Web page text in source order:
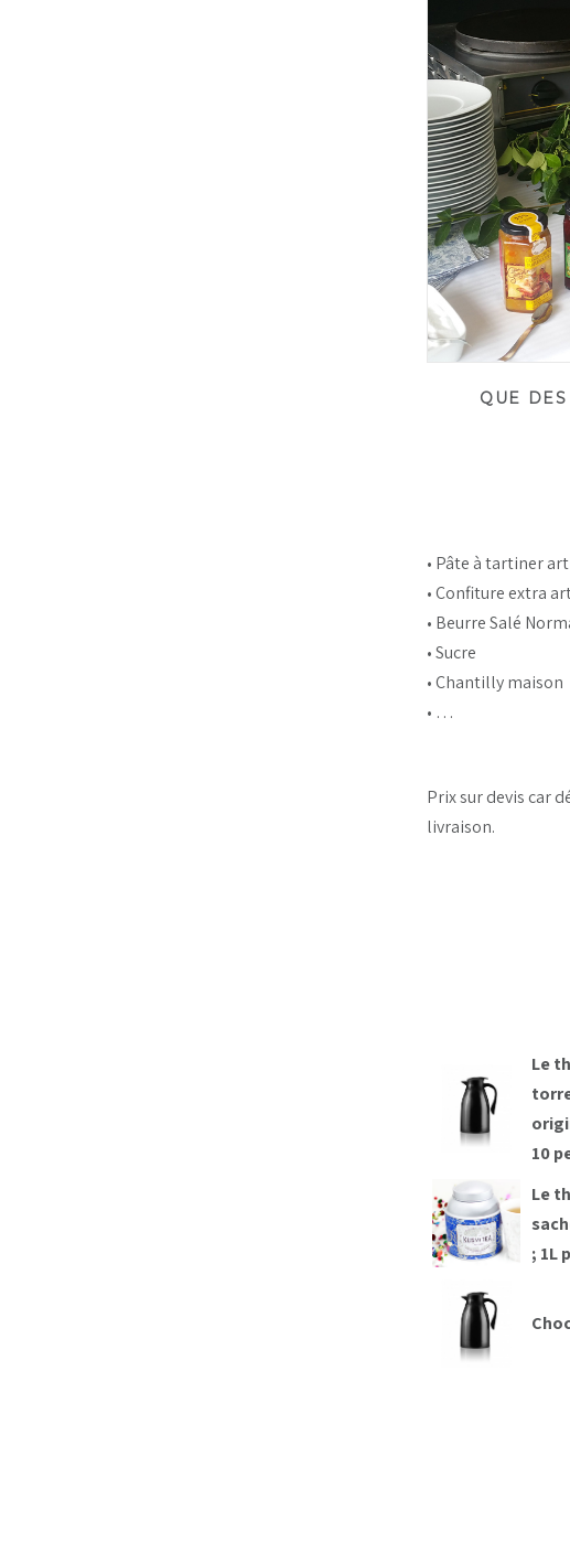
QUE
• Pâte à tartiner
• Confiture extra
• Beurre Salé
• Sucre
• Chantilly maison
• …
Prix sur devis car
livraison.
Le
10
Le
; 1L